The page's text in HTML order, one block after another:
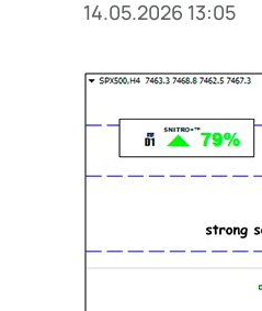
14.05.2026 13:05